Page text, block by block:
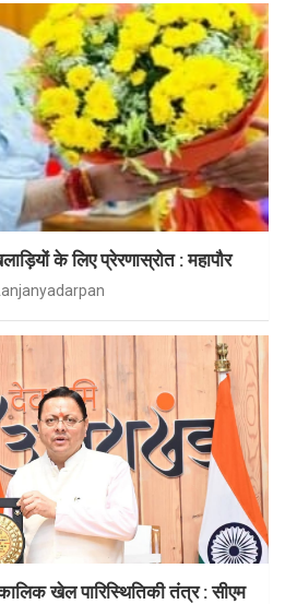
के लिए प्रेरणास्रोत : महापौर
खेल पारिस्थितिकी तंत्र : सीएम